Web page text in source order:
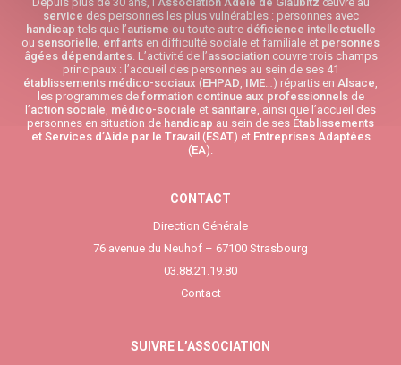
service des personnes les plus vulnérables : personnes avec
handicap tels que l’autisme ou toute autredéficience intellectuelle
ou sensorielle, enfants en difficulté sociale et familiale et personnes
âgées dépendantes. L’activité de l’associationcouvre trois champs
principaux : l’accueil des personnes au sein de ses 41
établissements médico-sociaux (EHPAD, IME…) répartis en Alsace,
les programmes de formation continue aux professionnelsde
l’action sociale, médico-sociale et sanitaire, ainsi que l’accueil des
personnes en situation de handicap au sein de ses Établissements
et Services d’Aide par le Travail (ESAT) et Entreprises Adaptées
(EA).
CONTACT
Direction Générale
76 avenue du Neuhof – 67100 Strasbourg
03.88.21.19.80
Contact
SUIVRE L’ASSOCIATION